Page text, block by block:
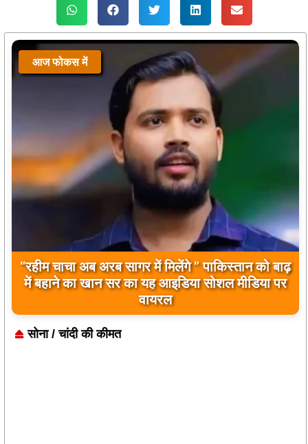
आज फोकस में
बिलावल भुट्टो द्वारा सिंधु नदी और भारत को लेकर दिए गए
बयान पर भारत के केंद्रीय मंत्रियों की कड़ी प्रतिक्रिया
सोना / चांदी की कीमत